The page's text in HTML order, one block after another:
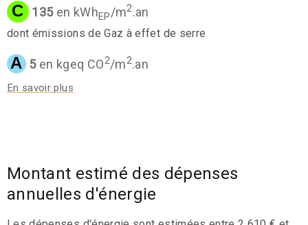
C 135en kWhEP/m2.an
dont émissions de Gaz à effet de serre
A 5en kgeq CO2/m2.an
En savoir plus
Montant estimé des dépenses
annuelles d'énergie